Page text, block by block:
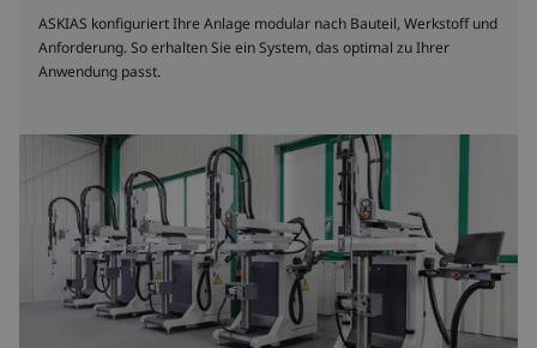
ASKIAS konfiguriert Ihre Anlage modular nach Bauteil, Werkstoff und
Anforderung. So erhalten Sie ein System, das optimal zu Ihrer
Anwendung passt.